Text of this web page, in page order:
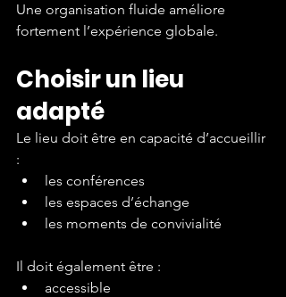
Une organisation fluide améliore
fortement l’expérience globale.
Choisir un lieu
adapté
Le lieu doit être en capacité d’accueillir
:
les conférences
les espaces d’échange
les moments de convivialité
Il doit également être :
accessible